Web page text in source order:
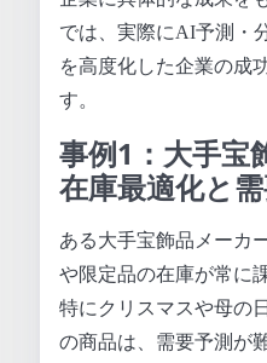
では、実際にAI予測・
を高度化した企業の成
す。
事例1：大手宝
在庫最適化と
ある大手宝飾品メーカ
や限定品の在庫が常に
特にクリスマスや母の
の商品は、需要予測が